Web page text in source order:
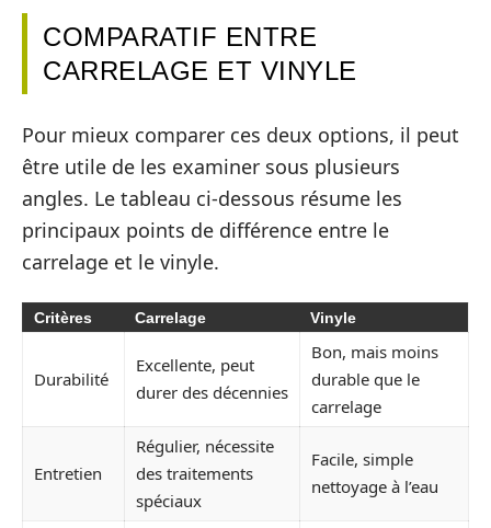
COMPARATIF ENTRE
CARRELAGE ET VINYLE
Pour mieux comparer ces deux options, il peut
être utile de les examiner sous plusieurs
angles. Le tableau ci-dessous résume les
principaux points de différence entre le
carrelage et le vinyle.
Critères Carrelage Vinyle
Durabilité
Excellente, peut
durer des décennies
Bon, mais moins
durable que le
carrelage
Entretien
Régulier, nécessite
des traitements
spéciaux
Facile, simple
nettoyage à l’eau